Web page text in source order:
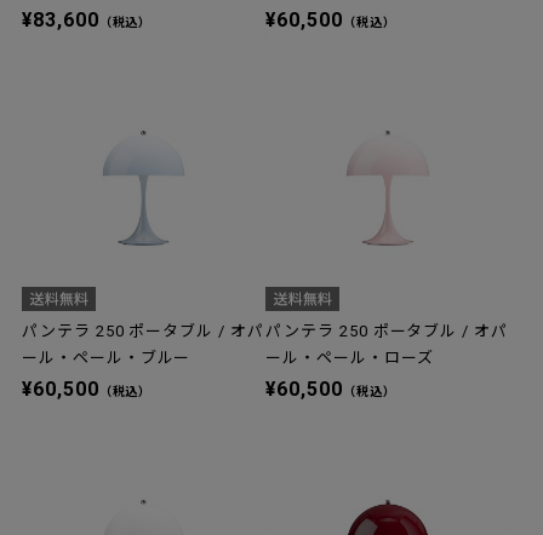
¥83,600 （税込） ¥60,500 （税込）
パンテラ 250 ポータブル / オパ
ール・ペール・ブルー
¥60,500 （税込）
パンテラ 250 ポータブル / オパ
ール・ペール・ローズ
¥60,500 （税込）